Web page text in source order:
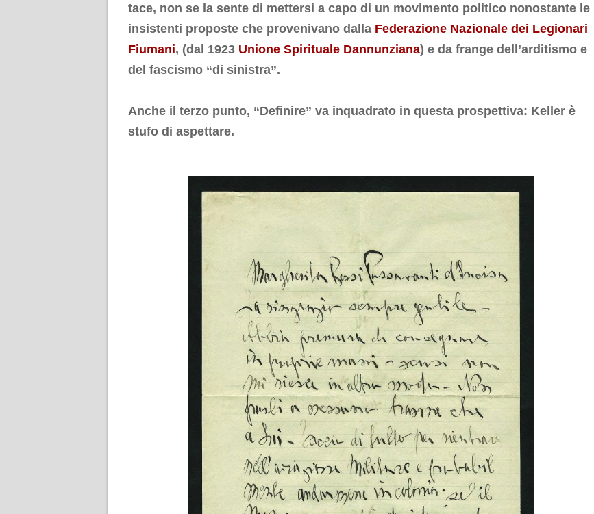
tace, non se la sente di mettersi a capo di un movimento politico nonostante le
insistenti proposte che provenivano dalla Federazione Nazionale dei Legionari
Fiumani, (dal 1923 Unione Spirituale Dannunziana) e da frange dell’arditismo e
del fascismo “di sinistra”.
Anche il terzo punto, “Definire” va inquadrato in questa prospettiva: Keller è
stufo di aspettare.